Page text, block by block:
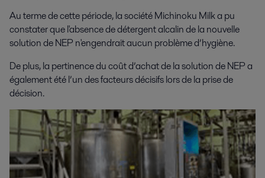
Au terme de cette période, la société Michinoku Milk a pu
constater que l'absence de détergent alcalin de la nouvelle
solution de NEP n'engendrait aucun problème d’hygiène.
De plus, la pertinence du coût d’achat de la solution de NEP a
également été l’un des facteurs décisifs lors de la prise de
décision.